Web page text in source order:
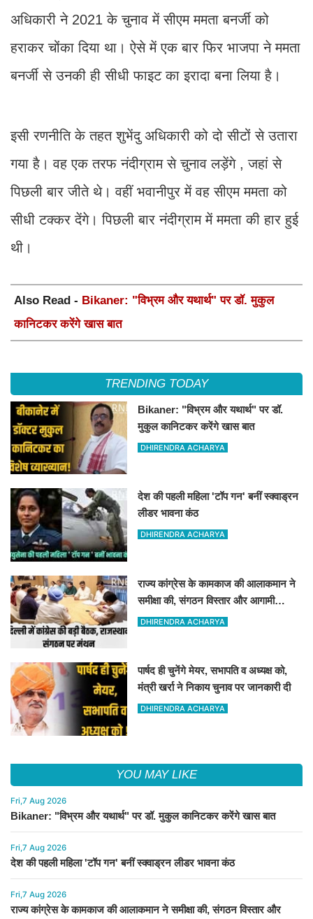
अधिकारी ने 2021 के चुनाव में सीएम ममता बनर्जी को
हराकर चोंका दिया था। ऐसे में एक बार फिर भाजपा ने ममता
बनर्जी से उनकी ही सीधी फाइट का इरादा बना लिया है।
इसी रणनीति के तहत शुभेंदु अधिकारी को दो सीटों से उतारा
गया है। वह एक तरफ नंदीग्राम से चुनाव लड़ेंगे , जहां से
पिछली बार जीते थे। वहीं भवानीपुर में वह सीएम ममता को
सीधी टक्कर देंगे। पिछली बार नंदीग्राम में ममता की हार हुई
थी।
Also Read - Bikaner: "विभ्रम और यथार्थ" पर डॉ. मुकुल
कानिटकर करेंगे खास बात
TRENDING TODAY
Bikaner: "विभ्रम और यथार्थ" पर डॉ.
मुकुल कानिटकर करेंगे खास बात
DHIRENDRA ACHARYA
देश की पहली महिला 'टॉप गन' बनीं स्क्वाड्रन
लीडर भावना कंठ
DHIRENDRA ACHARYA
राज्य कांग्रेस के कामकाज की आलाकमान ने
समीक्षा की, संगठन विस्तार और आगामी
कार्यक्रम तय किये गए
DHIRENDRA ACHARYA
पार्षद ही चुनेंगे मेयर, सभापति व अध्यक्ष को,
मंत्री खर्रा ने निकाय चुनाव पर जानकारी दी
DHIRENDRA ACHARYA
YOU MAY LIKE
Fri,7 Aug 2026
Bikaner: "विभ्रम और यथार्थ" पर डॉ. मुकुल कानिटकर करेंगे खास बात
Fri,7 Aug 2026
देश की पहली महिला 'टॉप गन' बनीं स्क्वाड्रन लीडर भावना कंठ
Fri,7 Aug 2026
राज्य कांग्रेस के कामकाज की आलाकमान ने समीक्षा की, संगठन विस्तार और